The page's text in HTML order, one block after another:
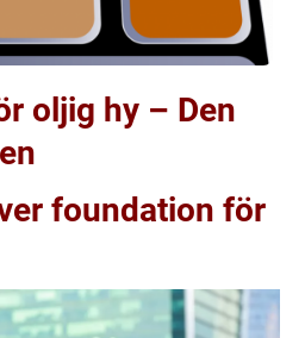
oljig hy – Den
foundation för